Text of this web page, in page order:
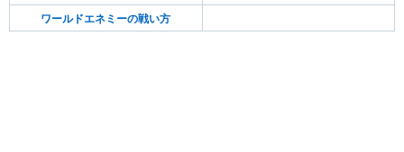
ワールドエネミーの戦い方